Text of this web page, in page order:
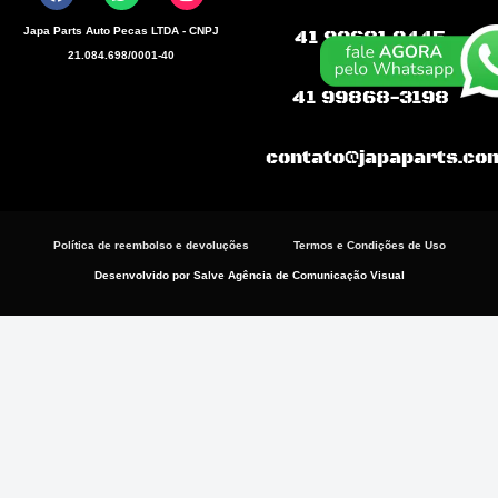
e
b
t
s
a
t
a
Japa Parts Auto Pecas LTDA - CNPJ
21.084.698/0001-40
41 99681.9445
41 99868-3198
Política de reembolso e devoluções Termos e Condições de Uso
Desenvolvido por Salve Agência de Comunicação Visual